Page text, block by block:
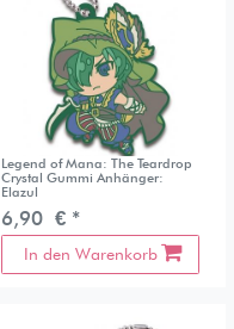
Legend of Mana: The Teardrop
Crystal Gummi Anhänger:
Elazul
6,90 € *
In den Warenkorb